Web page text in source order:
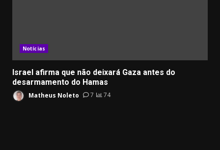
Notícias
Israel afirma que não deixará Gaza antes do
desarmamento do Hamas
Matheus Noleto 7 74